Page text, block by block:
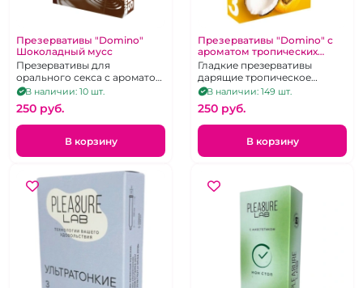
Презервативы "Domino"
Шоколадный мусс
Презервативы для
орального секса с ароматом
шоколада 3 шт
В наличии: 10 шт.
250 pуб.
В корзину
Презервативы "Domino" с
ароматом тропических
фруктов 3 шт
Гладкие презервативы
дарящие тропическое
удовольствие!
В наличии: 149 шт.
250 pуб.
В корзину